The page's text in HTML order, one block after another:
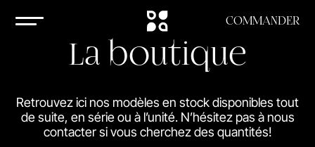
COMMANDER
La boutique
Retrouvez ici nos modèles en stock disponibles tout
de suite, en série ou à l’unité. N’hésitez pas à nous
contacter si vous cherchez des quantités!